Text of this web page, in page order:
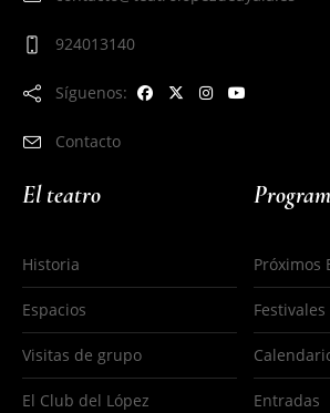
924013140
Síguenos:
Contacto
El teatro
Historia
Espacios
Visitas de grupo
El Club del López
Próximos
Festivales
Entradas